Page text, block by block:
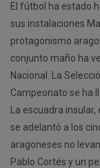
El fútbol ha estado
sus instalaciones
protagonismo
conjunto maño ha
Nacional. La
Campeonato se ha
La escuadra
se adelantó a los
aragoneses no
Pablo Cortés y un